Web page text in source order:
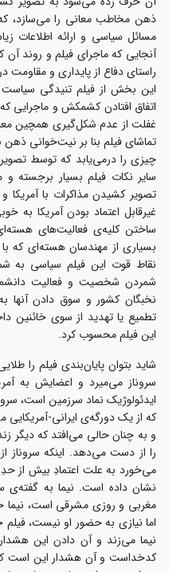
ذهن مخاطب معانی را می‌سازد،
مسائل سیاسی و ارائه اطلاعات
آنجایی که ماجرای فیلم و روند آن
راستای دفاع از پایداری و مقاومت
این بخش از فیلم تنیدگی
اتفاق افتادن کشمکش و ماجرایی
غفلت از عدم شکل‌گیری همچین
تماشای فیلم بنا بر نیت‌خوانی
چیزی را درمی‌یابد که توسط
سایر نکات فیلم بسیار برجسته
تصویر کشیدن مذاکرات با
غیرقابل اعتماد بودن آمریکا
ساختن کلیه‌ی فعالیت‌های
بسیاری از مهندسان هسته‌ای که
نقاط قوت این فیلم سیاسی به
شمردن شخصیت و فعالیت
نخبگان کشور و سوق دادن آنها
تطمیع یا تهدید از سوی خائنین
این فیلم محسوب کرد.
شاید بتوان پایان‌بندی فیلم را
سروناز می‌میرد و اعضایش به
ایدئولوژیک نماد سرزمین است،
که از یک دورگه‌ی ایرانی-
و به چنان حالی می‌افتد که
را از دست می‌دهد. اینکه سروناز
می‌خورد به علت اعتمادِ بیش از
نشان داده است. نیما به گفته‌ی
مغربی و روزی مشرقی است، نیما
اما نیازی به حضور او نیست،
نیما می‌زند و آن دادن این
کدخداست و آن هشدار این است که